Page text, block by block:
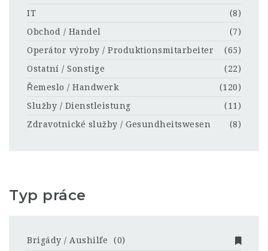
IT
(8)
Obchod / Handel
(7)
Operátor výroby / Produktionsmitarbeiter
(65)
Ostatní / Sonstige
(22)
Řemeslo / Handwerk
(120)
Služby / Dienstleistung
(11)
Zdravotnické služby / Gesundheitswesen
(8)
Typ práce
Brigády / Aushilfe
(0)